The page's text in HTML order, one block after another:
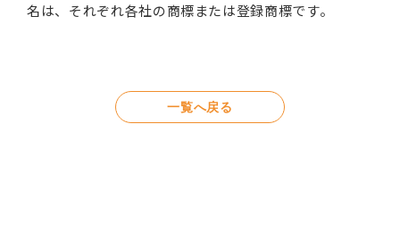
名は、それぞれ各社の商標または登録商標です。
一覧へ戻る